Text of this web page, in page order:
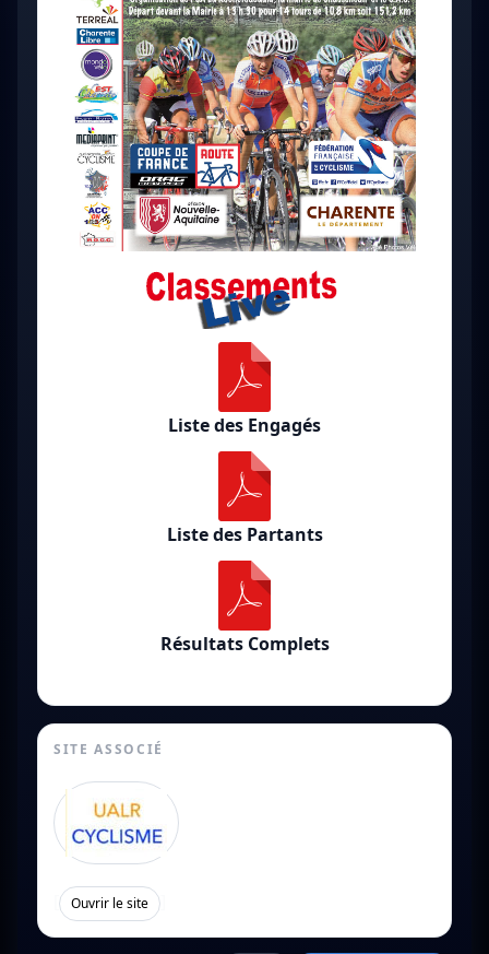
Liste des Engagés
Liste des Partants
Résultats Complets
SITE ASSOCIÉ
Ouvrir le site